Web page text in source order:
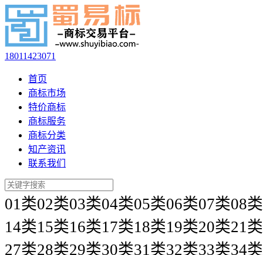
18011423071
首页
商标市场
特价商标
商标服务
商标分类
知产资讯
联系我们
01类02类03类04类05类06类07类08类
14类15类16类17类18类19类20类21类
27类28类29类30类31类32类33类34类